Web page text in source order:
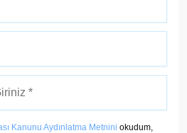
Kanunu Aydınlatma Metnini okudum,